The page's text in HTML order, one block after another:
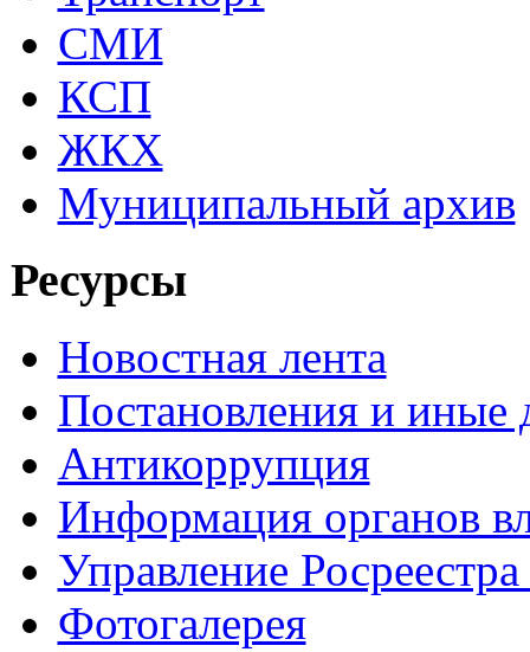
СМИ
КСП
ЖКХ
Муниципальный архив
Ресурсы
Новостная лента
Постановления и иные
Антикоррупция
Информация органов
Управление
Фотогалерея